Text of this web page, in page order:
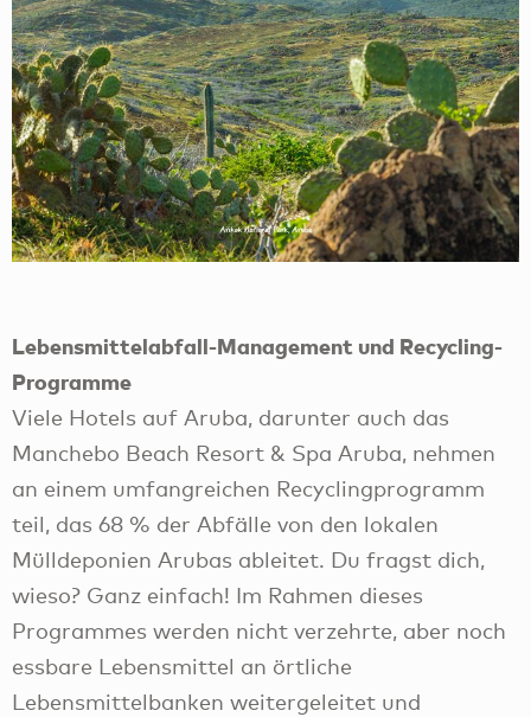
Lebensmittelabfall-Management und Recycling-
Programme
Viele Hotels auf Aruba, darunter auch das
Manchebo Beach Resort & Spa Aruba, nehmen
an einem umfangreichen Recyclingprogramm
teil, das 68 % der Abfälle von den lokalen
Mülldeponien Arubas ableitet. Du fragst dich,
wieso? Ganz einfach! Im Rahmen dieses
Programmes werden nicht verzehrte, aber noch
essbare Lebensmittel an örtliche
Lebensmittelbanken weitergeleitet und